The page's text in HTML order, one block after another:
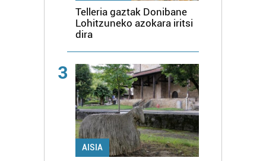
Telleria gaztak Donibane
Lohitzuneko azokara iritsi
dira
3
AISIA